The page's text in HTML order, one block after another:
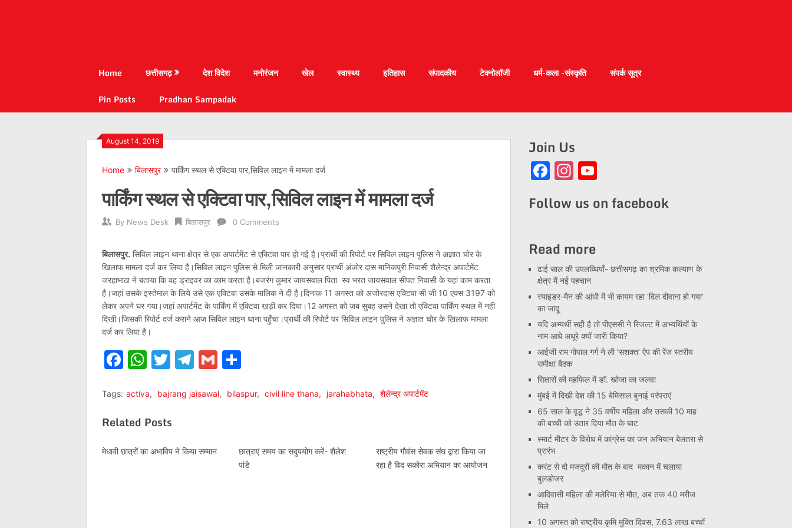
Home छत्तीसगढ़ देश विदेश मनोरंजन खेल स्वास्थ्य इतिहास संपादकीय टेक्नोलॉजी धर्म-कला -संस्कृति
संपर्क सूत्र
Pin Posts
Pradhan Sampadak
August 14, 2019
Home बिलासपुर पार्किंग स्थल से एक्टिवा पार,सिविल लाइन में मामला दर्ज
पार्किंग स्थल से एक्टिवा पार,सिविल लाइन में मामला दर्ज
By News Desk बिलासपुर 0 Comments
बिलासपुर. सिविल लाइन थाना क्षेत्र से एक अपार्टमेंट से एक्टिवा पार हो गई है।प्रार्थी की रिपोर्ट पर सिविल लाइन पुलिस ने अज्ञात चोर के
खिलाफ मामला दर्ज कर लिया है।सिविल लाइन पुलिस से मिली जानकारी अनुसार प्रार्थी अंजोर दास मानिकपुरी निवासी शैलेन्द्र अपार्टमेंट
जरहाभाठा ने बताया कि वह ड्राइवर का काम करता है।बजरंग कुमार जायसवाल पिता स्व भरत जायसवाल सीपत निवासी के यहां काम करता
है।जहां उसके इस्तेमाल के लिये उसे एक एक्टिवा उसके मालिक ने दी है।दिनाक 11 अगस्त को अजोरदास एक्टिवा सी जी 10 एक्स 3197 को
लेकर अपने घर गया।जहां अपार्टमेंट के पार्किंग में एक्टिवा खड़ी कर दिया।12 अगस्त को जब सुबह उसने देखा तो एक्टिवा पार्किंग स्थल में नही
दिखी।जिसकी रिपोर्ट दर्ज कराने आज सिविल लाइन थाना पहुँचा।प्रार्थी की रिपोर्ट पर सिविल लाइन पुलिस ने अज्ञात चोर के खिलाफ मामला
दर्ज कर लिया है।
Facebook
WhatsApp
Twitter
Telegram
Gmail
Tags: activa, bajrang jaisawal, bilaspur, civil line thana, jarahabhata, शैलेन्द्र अपार्टमेंट
Related Posts
मेधावी छात्रों का अभाविप ने किया सम्मान
छात्राएं समय का सदुपयोग करें- शैलेश
पांडे
राष्ट्रीय गौवंस सेवक संघ द्वारा किया जा
रहा है विद सकोरा अभियान का आयोजन
Join Us
Facebook
Instagram
Follow us on facebook
Read more
ढाई साल की उपलब्धियाँ- छत्तीसगढ़ का श्रमिक कल्याण के
क्षेत्र में नई पहचान
स्पाइडर-मैन की आंधी में भी कायम रहा ‘दिल दीवाना हो गया’
का जादू
यदि अभ्यर्थी सही है तो पीएससी ने रिजल्ट में अभ्यर्थियों के
नाम आधे अधूरे क्यों जारी किया?
आईजी राम गोपाल गर्ग ने ली ‘सशक्त’ ऐप की रेंज स्तरीय
समीक्षा बैठक
सितारों की महफिल में डॉ. खोजा का जलवा
मुंबई में दिखी देश की 15 बेमिसाल बुनाई परंपराएं
65 साल के वृद्ध ने 35 वर्षीय महिला और उसकी 10 माह
की बच्ची को उतार दिया मौत के घाट
स्मार्ट मीटर के विरोध में कांग्रेस का जन अभियान बेलतरा से
प्रारंभ
करंट से दो मजदूरों की मौत के बाद मकान में चलाया
बुलडोजर
आदिवासी महिला की मलेरिया से मौत, अब तक 40 मरीज
मिले
10 अगस्त को राष्ट्रीय कृमि मुक्ति दिवस, 7.63 लाख बच्चों